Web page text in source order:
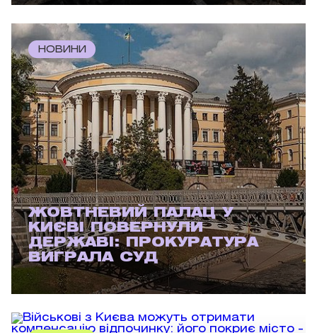
НОВИНИ
ЖОВТНЕВИЙ ПАЛАЦ У
КИЄВІ ПОВЕРНУЛИ
ДЕРЖАВІ: ПРОКУРАТУРА
ВИГРАЛА СУД